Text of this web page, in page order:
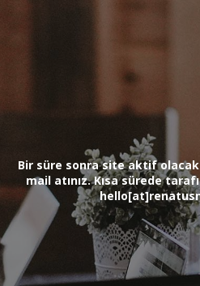
Bir süre sonra site aktif
mail atınız. Kısa sürede